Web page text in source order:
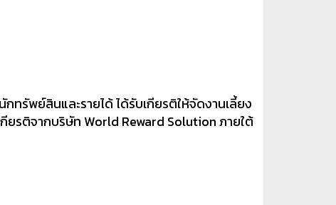
ทรัพย์สินและรายได้ ได้รับเกียรติให้จัดงานเลี้ยง
ยรติจากบริษัท World Reward Solution ภายใต้